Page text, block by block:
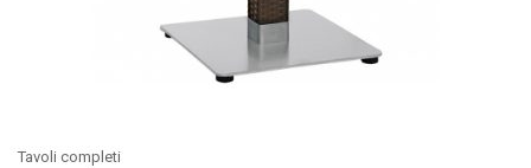
Tavoli completi